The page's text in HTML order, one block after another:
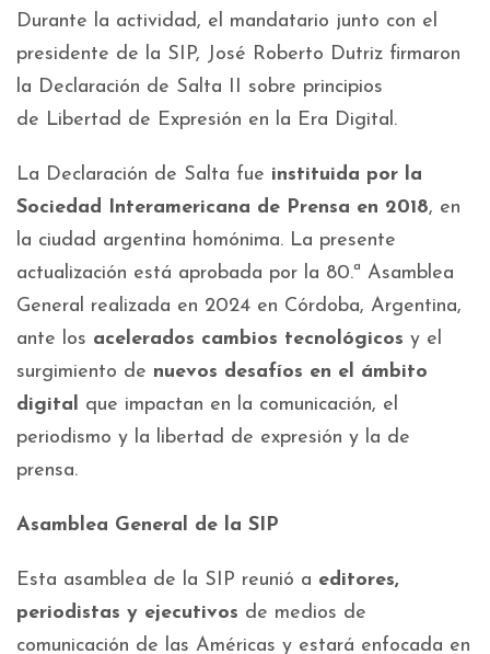
Durante la actividad, el mandatario junto con el
presidente de la SIP, José Roberto Dutriz firmaron
la Declaración de Salta II sobre principios
de Libertad de Expresión en la Era Digital.
La Declaración de Salta fue instituida por la
Sociedad Interamericana de Prensa en 2018, en
la ciudad argentina homónima. La presente
actualización está aprobada por la 80.ª Asamblea
General realizada en 2024 en Córdoba, Argentina,
ante los acelerados cambios tecnológicos y el
surgimiento de nuevos desafíos en el ámbito
digital que impactan en la comunicación, el
periodismo y la libertad de expresión y la de
prensa.
Asamblea General de la SIP
Esta asamblea de la SIP reunió a editores,
periodistas y ejecutivos de medios de
comunicación de las Américas y estará enfocada en